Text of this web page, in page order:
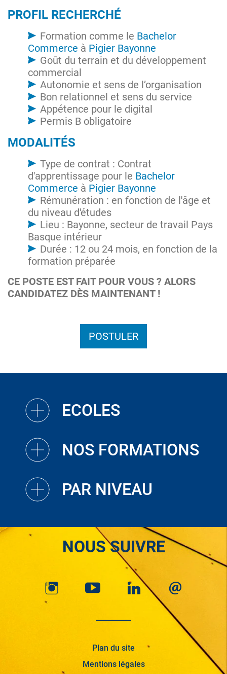
PROFIL RECHERCHÉ
Formation comme le Bachelor
Commerce à Pigier Bayonne
Goût du terrain et du développement
commercial
Autonomie et sens de l’organisation
Bon relationnel et sens du service
Appétence pour le digital
Permis B obligatoire
MODALITÉS
Type de contrat : Contrat
d'apprentissage pour le Bachelor
Commerce à Pigier Bayonne
Rémunération : en fonction de l'âge et
du niveau d'études
Lieu : Bayonne, secteur de travail Pays
Basque intérieur
Durée : 12 ou 24 mois, en fonction de la
formation préparée
CE POSTE EST FAIT POUR VOUS ? ALORS
CANDIDATEZ DÈS MAINTENANT !
POSTULER
ECOLES
NOS FORMATIONS
PAR NIVEAU
NOUS SUIVRE
Plan du site
Mentions légales